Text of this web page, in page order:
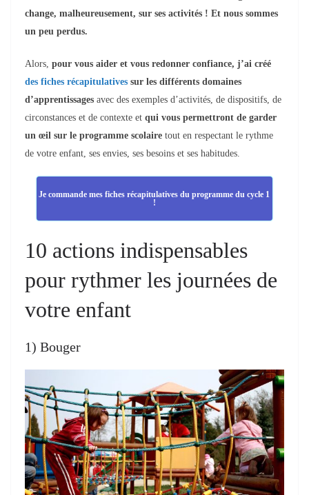
change, malheureusement, sur ses activités ! Et nous sommes
un peu perdus.
Alors, pour vous aider et vous redonner confiance, j’ai créé
des fiches récapitulatives sur les différents domaines
d’apprentissages avec des exemples d’activités, de dispositifs, de
circonstances et de contexte et qui vous permettront de garder
un œil sur le programme scolaire tout en respectant le rythme
de votre enfant, ses envies, ses besoins et ses habitudes.
Je commande mes fiches récapitulatives du programme du cycle 1
!
10 actions indispensables
pour rythmer les journées de
votre enfant
1) Bouger